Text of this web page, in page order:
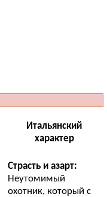
Итальянский
характер
Страсть и азарт:
Неутомимый
охотник, который с